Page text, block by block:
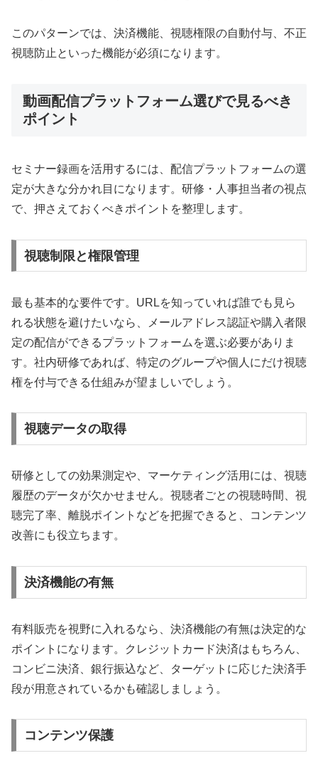
このパターンでは、決済機能、視聴権限の自動付与、不正
視聴防止といった機能が必須になります。
動画配信プラットフォーム選びで見るべき
ポイント
セミナー録画を活用するには、配信プラットフォームの選
定が大きな分かれ目になります。研修・人事担当者の視点
で、押さえておくべきポイントを整理します。
視聴制限と権限管理
最も基本的な要件です。URLを知っていれば誰でも見ら
れる状態を避けたいなら、メールアドレス認証や購入者限
定の配信ができるプラットフォームを選ぶ必要がありま
す。社内研修であれば、特定のグループや個人にだけ視聴
権を付与できる仕組みが望ましいでしょう。
視聴データの取得
研修としての効果測定や、マーケティング活用には、視聴
履歴のデータが欠かせません。視聴者ごとの視聴時間、視
聴完了率、離脱ポイントなどを把握できると、コンテンツ
改善にも役立ちます。
決済機能の有無
有料販売を視野に入れるなら、決済機能の有無は決定的な
ポイントになります。クレジットカード決済はもちろん、
コンビニ決済、銀行振込など、ターゲットに応じた決済手
段が用意されているかも確認しましょう。
コンテンツ保護